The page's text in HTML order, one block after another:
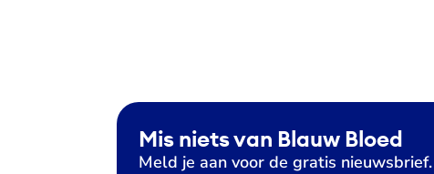
Mis niets van Blauw Bloed
Meld je aan voor de gratis